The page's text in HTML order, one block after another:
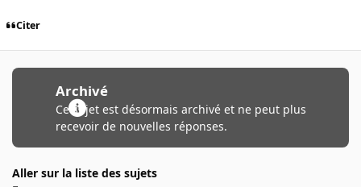
Citer
Archivé
Ce sujet est désormais archivé et ne peut plus
recevoir de nouvelles réponses.
Aller sur la liste des sujets